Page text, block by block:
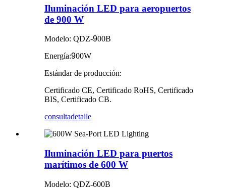
Iluminación LED para aeropuertos
de 900 W
Modelo: QDZ-900B
Energía:900W
Estándar de producción:
Certificado CE, Certificado RoHS, Certificado
BIS, Certificado CB.
consultadetalle
Iluminación LED para puertos
marítimos de 600 W
Modelo: QDZ-600B